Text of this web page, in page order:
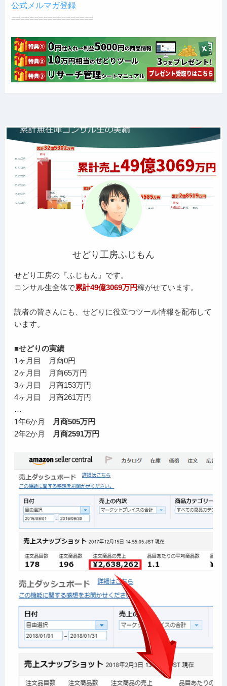
公式メルマガ登録
==================
せどり工房ふじもん
せどり工房の『ふじもん』です。
コンサル生全体で累計49億3069万円稼がせています。
読者の皆さんにも、せどりに役立つツール情報を配布して
います。
■せどりの実績
1ヶ月目 月商0円
2ヶ月目 月商65万円
3ヶ月目 月商153万円
4ヶ月目 月商261万円
…
1年6か月
月商505万円
2年2か月
月商2591万円